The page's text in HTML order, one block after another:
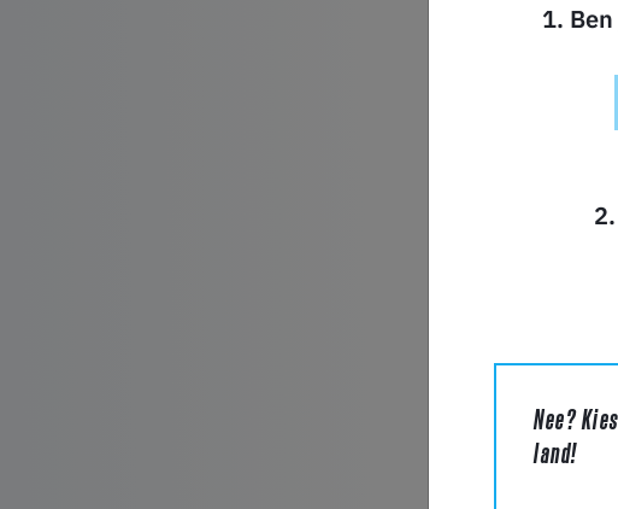
VRAGEN
Product
1.
Nee?
land!